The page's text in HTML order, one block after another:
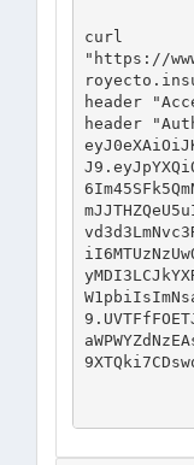
curl
"https://
header
header